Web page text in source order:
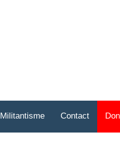
Militantisme Contact